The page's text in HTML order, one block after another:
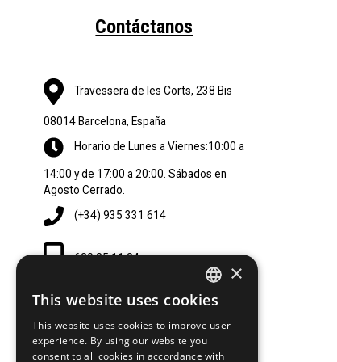
Contáctanos
Travessera de les Corts, 238 Bis
08014 Barcelona, España
Horario de Lunes a Viernes:10:00 a
14:00 y de 17:00 a 20:00. Sábados en
Agosto Cerrado.
(+34) 935 331 614
620 85 11 84
lescorts@hairstore.es SPANISH
SPANISH
×
This website uses cookies
This website uses cookies to improve user
experience. By using our website you
consent to all cookies in accordance with